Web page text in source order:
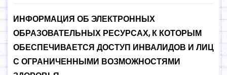
ИНФОРМАЦИЯ ОБ ЭЛЕКТРОННЫХ
ОБРАЗОВАТЕЛЬНЫХ РЕСУРСАХ, К КОТОРЫМ
ОБЕСПЕЧИВАЕТСЯ ДОСТУП ИНВАЛИДОВ И ЛИЦ
С ОГРАНИЧЕННЫМИ ВОЗМОЖНОСТЯМИ